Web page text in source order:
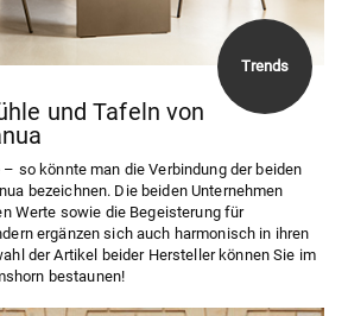
und Tafeln von
– so könnte man die Verbindung der beiden
bezeichnen. Die beiden Unternehmen
Werte sowie die Begeisterung für
ergänzen sich auch harmonisch in ihren
der Artikel beider Hersteller können Sie im
bestaunen!